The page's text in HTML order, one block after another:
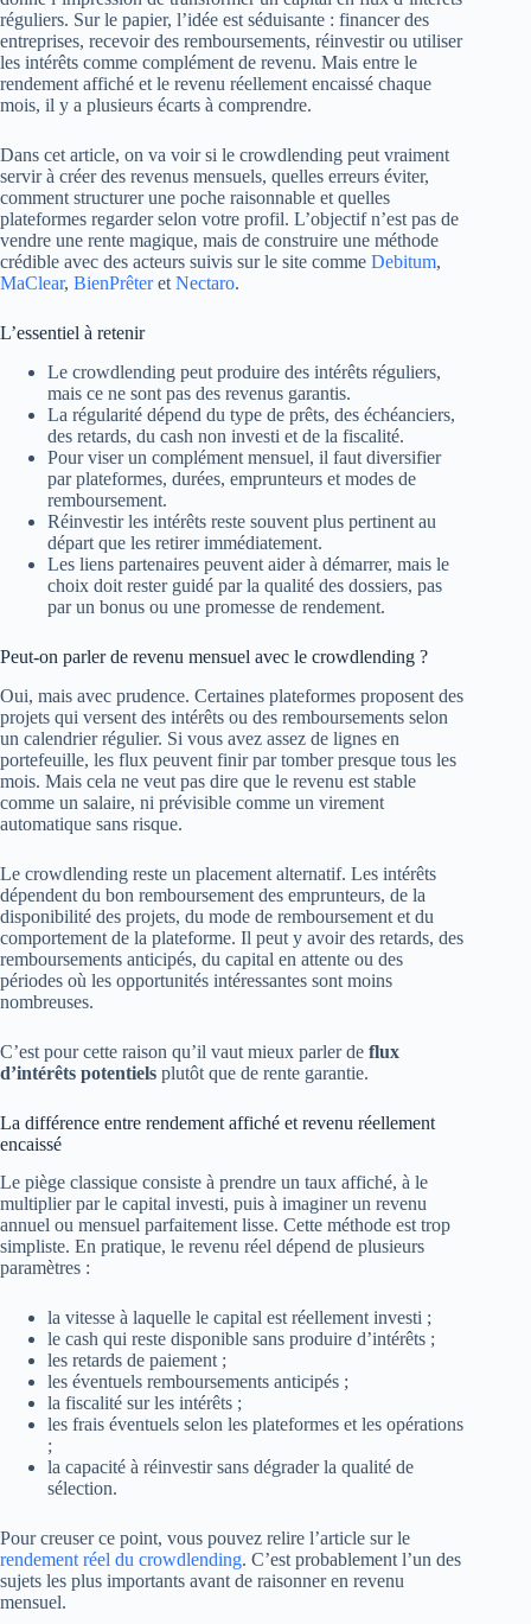
réguliers. Sur le papier, l’idée est séduisante : financer des
entreprises, recevoir des remboursements, réinvestir ou utiliser
les intérêts comme complément de revenu. Mais entre le
rendement affiché et le revenu réellement encaissé chaque
mois, il y a plusieurs écarts à comprendre.
Dans cet article, on va voir si le crowdlending peut vraiment
servir à créer des revenus mensuels, quelles erreurs éviter,
comment structurer une poche raisonnable et quelles
plateformes regarder selon votre profil. L’objectif n’est pas de
vendre une rente magique, mais de construire une méthode
crédible avec des acteurs suivis sur le site comme Debitum,
MaClear, BienPrêteret Nectaro.
L’essentiel à retenir
Le crowdlending peut produire des intérêts réguliers,
mais ce ne sont pas des revenus garantis.
La régularité dépend du type de prêts, des échéanciers,
des retards, du cash non investi et de la fiscalité.
Pour viser un complément mensuel, il faut diversifier
par plateformes, durées, emprunteurs et modes de
remboursement.
Réinvestir les intérêts reste souvent plus pertinent au
départ que les retirer immédiatement.
Les liens partenaires peuvent aider à démarrer, mais le
choix doit rester guidé par la qualité des dossiers, pas
par un bonus ou une promesse de rendement.
Peut-on parler de revenu mensuel avec le crowdlending ?
Oui, mais avec prudence. Certaines plateformes proposent des
projets qui versent des intérêts ou des remboursements selon
un calendrier régulier. Si vous avez assez de lignes en
portefeuille, les flux peuvent finir par tomber presque tous les
mois. Mais cela ne veut pas dire que le revenu est stable
comme un salaire, ni prévisible comme un virement
automatique sans risque.
Le crowdlending reste un placement alternatif. Les intérêts
dépendent du bon remboursement des emprunteurs, de la
disponibilité des projets, du mode de remboursement et du
comportement de la plateforme. Il peut y avoir des retards, des
remboursements anticipés, du capital en attente ou des
périodes où les opportunités intéressantes sont moins
nombreuses.
C’est pour cette raison qu’il vaut mieux parler de flux
d’intérêts potentiels plutôt que de rente garantie.
La différence entre rendement affiché et revenu réellement
encaissé
Le piège classique consiste à prendre un taux affiché, à le
multiplier par le capital investi, puis à imaginer un revenu
annuel ou mensuel parfaitement lisse. Cette méthode est trop
simpliste. En pratique, le revenu réel dépend de plusieurs
paramètres :
la vitesse à laquelle le capital est réellement investi ;
le cash qui reste disponible sans produire d’intérêts ;
les retards de paiement ;
les éventuels remboursements anticipés ;
la fiscalité sur les intérêts ;
les frais éventuels selon les plateformes et les opérations
;
la capacité à réinvestir sans dégrader la qualité de
sélection.
Pour creuser ce point, vous pouvez relire l’article sur le
rendement réel du crowdlending. C’est probablement l’un des
sujets les plus importants avant de raisonner en revenu
mensuel.